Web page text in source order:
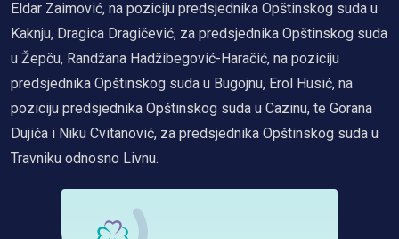
Eldar Zaimović, na poziciju predsjednika Opštinskog suda u
Kaknju, Dragica Dragičević, za predsjednika Opštinskog suda
u Žepču, Randžana Hadžibegović-Haračić, na poziciju
predsjednika Opštinskog suda u Bugojnu, Erol Husić, na
poziciju predsjednika Opštinskog suda u Cazinu, te Gorana
Dujića i Niku Cvitanović, za predsjednika Opštinskog suda u
Travniku odnosno Livnu.